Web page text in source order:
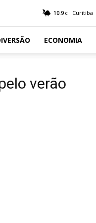
10.9 C Curitiba
ECONOMIA
verão